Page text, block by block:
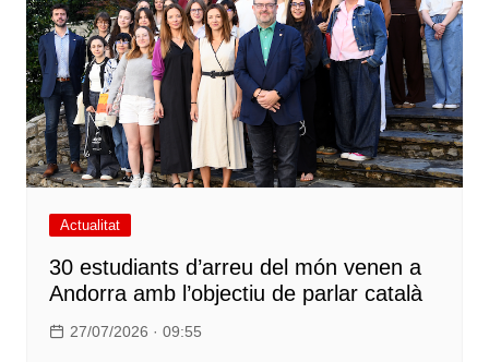
Actualitat
30 estudiants d’arreu del món venen a
Andorra amb l’objectiu de parlar català
27/07/2026 · 09:55